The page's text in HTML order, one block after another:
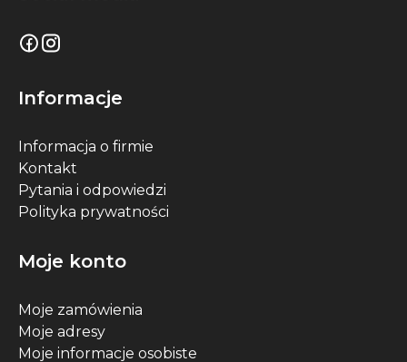
Informacje
Informacja o firmie
Kontakt
Pytania i odpowiedzi
Polityka prywatności
Moje konto
Moje zamówienia
Moje adresy
Moje informacje osobiste